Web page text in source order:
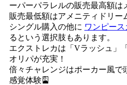
ーパーパラレルの販売最高額は
販売最低額はアメニティドリー
シングル購入の他に ワンピー
るという選択肢もあります。
エクストレカは「Vラッシュ」
オリパが充実！
倍々チャレンジはポーカー風で
感覚体験🎴